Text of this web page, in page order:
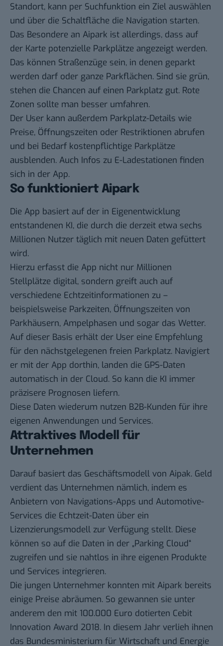
Standort, kann per Suchfunktion ein Ziel auswählen
und über die Schaltfläche die Navigation starten.
Das Besondere an Aipark ist allerdings, dass auf
der Karte potenzielle Parkplätze angezeigt werden.
Das können Straßenzüge sein, in denen geparkt
werden darf oder ganze Parkflächen. Sind sie grün,
stehen die Chancen auf einen Parkplatz gut. Rote
Zonen sollte man besser umfahren.
Der User kann außerdem Parkplatz-Details wie
Preise, Öffnungszeiten oder Restriktionen abrufen
und bei Bedarf kostenpflichtige Parkplätze
ausblenden. Auch Infos zu E-Ladestationen finden
sich in der App.
So funktioniert Aipark
Die App basiert auf der in Eigenentwicklung
entstandenen KI, die durch die derzeit etwa sechs
Millionen Nutzer täglich mit neuen Daten gefüttert
wird.
Hierzu erfasst die App nicht nur Millionen
Stellplätze digital, sondern greift auch auf
verschiedene Echtzeitinformationen zu –
beispielsweise Parkzeiten, Öffnungszeiten von
Parkhäusern, Ampelphasen und sogar das Wetter.
Auf dieser Basis erhält der User eine Empfehlung
für den nächstgelegenen freien Parkplatz. Navigiert
er mit der App dorthin, landen die GPS-Daten
automatisch in der Cloud. So kann die KI immer
präzisere Prognosen liefern.
Diese Daten wiederum nutzen B2B-Kunden für ihre
eigenen Anwendungen und Services.
Attraktives Modell für
Unternehmen
Darauf basiert das Geschäftsmodell von Aipak. Geld
verdient das Unternehmen nämlich, indem es
Anbietern von Navigations-Apps und Automotive-
Services die Echtzeit-Daten über ein
Lizenzierungsmodell zur Verfügung stellt. Diese
können so auf die Daten in der „Parking Cloud“
zugreifen und sie nahtlos in ihre eigenen Produkte
und Services integrieren.
Die jungen Unternehmer konnten mit Aipark bereits
einige Preise abräumen. So gewannen sie unter
anderem den mit 100.000 Euro dotierten Cebit
Innovation Award 2018. In diesem Jahr verlieh ihnen
das Bundesministerium für Wirtschaft und Energie